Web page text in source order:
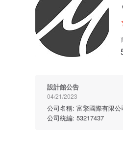
設計館公告
04/21/2023
公司名稱: 富擎國際有限公
公司統編: 53217437